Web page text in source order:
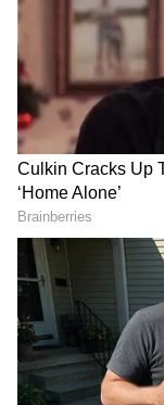
ಕರ್ನಾಟಕ,
ಕ್ಷಣಕ್ಷಣದ ಕನ್ನಡ
ಮಾಡಿ. ಬ್ರೇಕಿಂಗ್
ವಿಶೇಷ
(kannada